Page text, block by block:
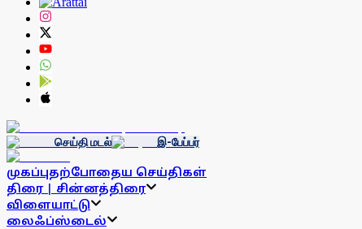
செய்தி மடல் இ-பேப்பர்
முகப்புதற்போதைய செய்திகள்
திரை | சின்னத்திரை
விளையாட்டு
லைஃப்ஸ்டைல்